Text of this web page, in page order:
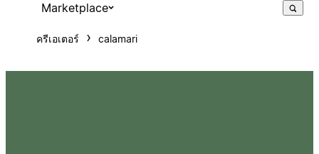
Marketplace
ครีเอเตอร์ calamari